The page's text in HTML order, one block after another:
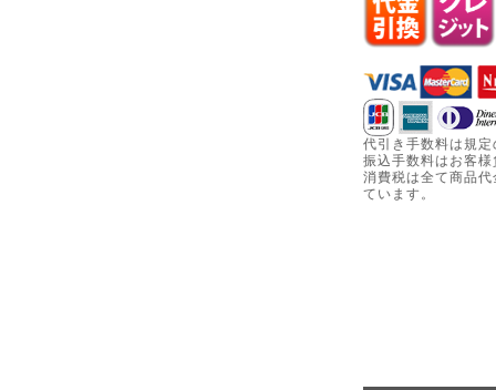
代引き手数料は規
振込手数料はお客
消費税は全て商品
ています。